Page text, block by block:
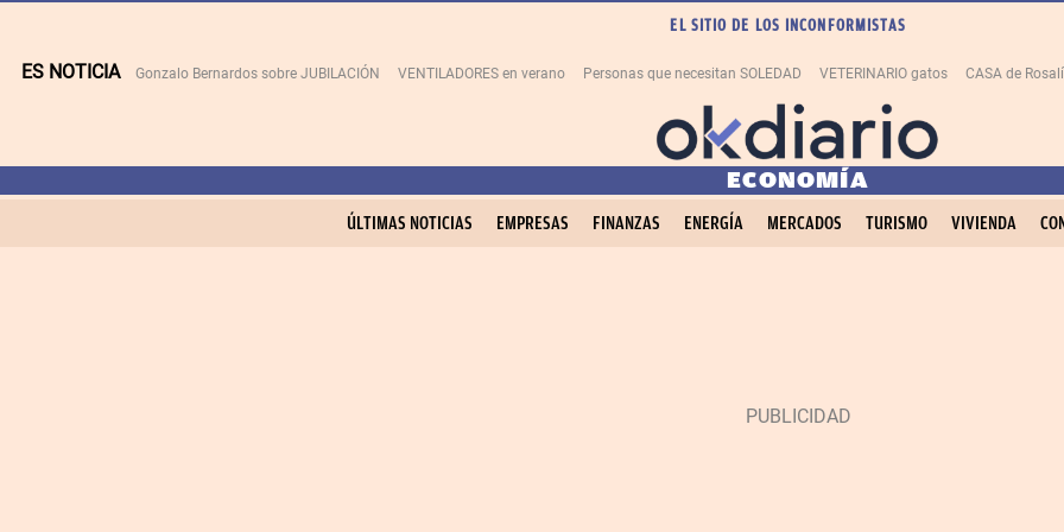
EL SITIO DE LOS INCONFORMISTAS
ES NOTICIA Gonzalo Bernardos sobre JUBILACIÓN VENTILADORES en verano Personas que necesitan SOLEDAD VETERINARIO gatos CASA de
ECONOMÍA
ÚLTIMAS NOTICIAS EMPRESAS FINANZAS ENERGÍA MERCADOS TURISMO VIVIENDA